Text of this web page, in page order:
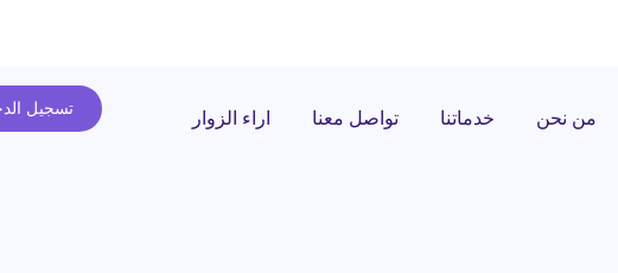
تسجيل من نحن خدماتنا تواصل معنا اراء الزوار